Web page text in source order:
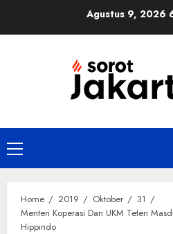
Agustus 9, 2026
Primary
Menu
Home 2019 Oktober
31
Menteri Koperasi Dan UKM Teten
Hippindo